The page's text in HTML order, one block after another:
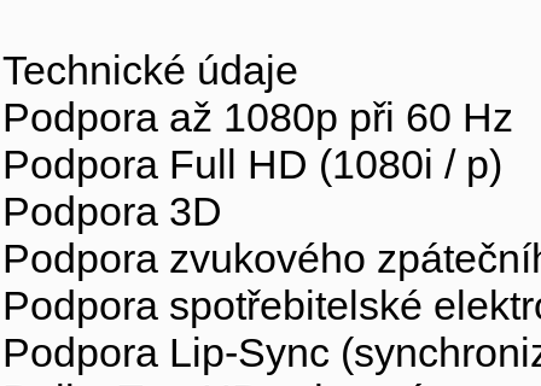
Technické údaje
Podpora až 1080p při 60 Hz
Podpora Full HD (1080i / p)
Podpora 3D
Podpora zvukového
Podpora spotřebitelské
Podpora Lip-Sync